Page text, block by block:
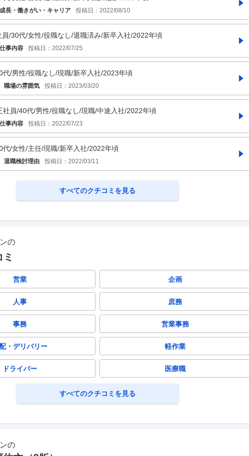
成長・働きがい・キャリア 投稿日： 2022/08/10
員/30代/女性/役職なし/退職済み/新卒入社/2022年頃
仕事内容 投稿日： 2022/07/25
代/男性/役職なし/現職/新卒入社/2023年頃
職場の雰囲気 投稿日： 2023/03/20
社員/40代/男性/役職なし/現職/中途入社/2022年頃
仕事内容 投稿日： 2022/07/23
代/女性/主任/現職/新卒入社/2022年頃
退職検討理由 投稿日： 2022/03/11
すべてのクチコミを見る
の
営業 企画
人事 庶務
事務 営業事務
・デリバリー 軽作業
ドライバー 医療職
すべてのクチコミを見る
の